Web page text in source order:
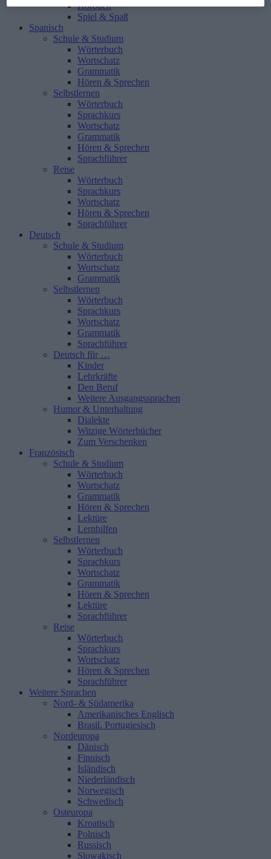
Hörbuch
Spiel & Spaß
Spanisch
Schule & Studium
Wörterbuch
Wortschatz
Grammatik
Hören & Sprechen
Selbstlernen
Wörterbuch
Sprachkurs
Wortschatz
Grammatik
Hören & Sprechen
Sprachführer
Reise
Wörterbuch
Sprachkurs
Wortschatz
Hören & Sprechen
Sprachführer
Deutsch
Schule & Studium
Wörterbuch
Wortschatz
Grammatik
Selbstlernen
Wörterbuch
Sprachkurs
Wortschatz
Grammatik
Sprachführer
Deutsch für …
Kinder
Lehrkräfte
Den Beruf
Weitere Ausgangssprachen
Humor & Unterhaltung
Dialekte
Witzige Wörterbücher
Zum Verschenken
Französisch
Schule & Studium
Wörterbuch
Wortschatz
Grammatik
Hören & Sprechen
Lektüre
Lernhilfen
Selbstlernen
Wörterbuch
Sprachkurs
Wortschatz
Grammatik
Hören & Sprechen
Lektüre
Sprachführer
Reise
Wörterbuch
Sprachkurs
Wortschatz
Hören & Sprechen
Sprachführer
Weitere Sprachen
Nord- & Südamerika
Amerikanisches Englisch
Brasil. Portugiesisch
Nordeuropa
Dänisch
Finnisch
Isländisch
Niederländisch
Norwegisch
Schwedisch
Osteuropa
Kroatisch
Polnisch
Russisch
Slowakisch